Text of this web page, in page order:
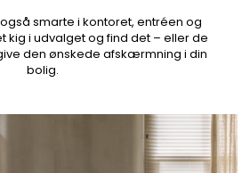
smarte i kontoret, entréen og
kig i udvalget og find det – eller de
den ønskede afskærmning i din
bolig.